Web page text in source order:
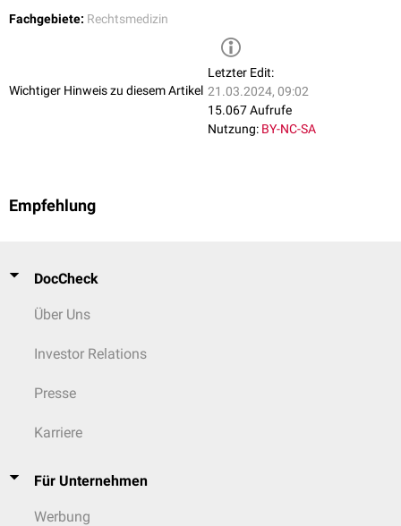
Fachgebiete: Rechtsmedizin
Wichtiger Hinweis zu diesem Artikel
Letzter Edit:
21.03.2024, 09:02
15.067 Aufrufe
Nutzung: BY-NC-SA
Empfehlung
DocCheck
Über Uns
Investor Relations
Presse
Karriere
Für Unternehmen
Werbung